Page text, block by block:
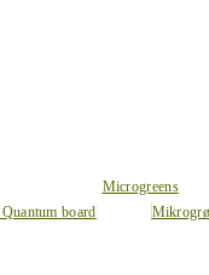
board
Microgreens